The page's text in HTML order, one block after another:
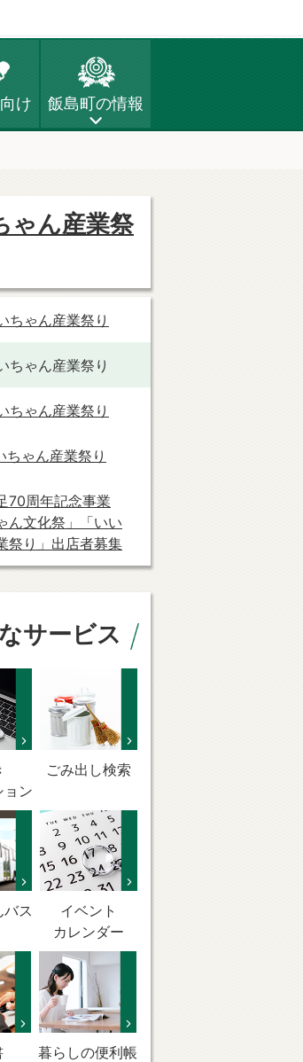
け 飯島町の情報
ゃん産業祭
ちゃん産業祭り
ちゃん産業祭り
ちゃん産業祭り
ちゃん産業祭り
70周年記念事業
ん文化祭」「いい
祭り」出店者募集
サービス
ョン
ごみ出し検索
バス
イベント
カレンダー
暮らしの便利帳